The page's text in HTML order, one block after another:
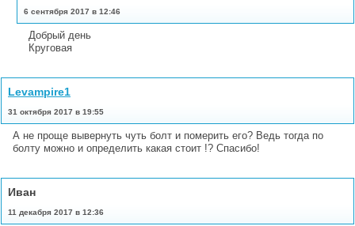
6 сентября 2017 в 12:46
Добрый день
Круговая
Levampire1
31 октября 2017 в 19:55
А не проще вывернуть чуть болт и померить его? Ведь тогда по
болту можно и определить какая стоит !? Спасибо!
Иван
11 декабря 2017 в 12:36